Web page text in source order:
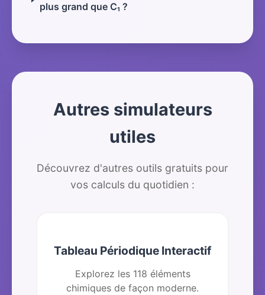
plus grand que C₁ ?
Autres simulateurs
utiles
Découvrez d'autres outils gratuits pour
vos calculs du quotidien :
Tableau Périodique Interactif
Explorez les 118 éléments
chimiques de façon moderne.